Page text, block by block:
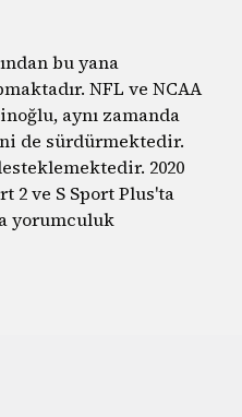
bu yana
NFL ve NCAA
aynı zamanda
de sürdürmektedir.
2020
2 ve S Sport Plus'ta
yorumculuk